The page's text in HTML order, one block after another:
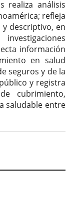
realiza análisis
refleja
descriptivo, en
información
en salud
seguros y de la
y registra
cubrimiento,
saludable entre